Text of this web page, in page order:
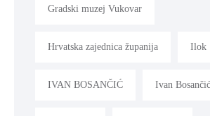
Gradski muzej Vukovar
Hrvatska zajednica županija Ilok
IVAN BOSANČIĆ Ivan Bosančić